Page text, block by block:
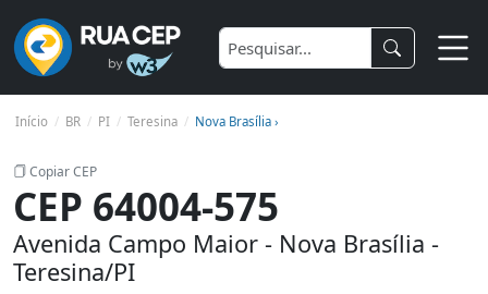
Início BR PI Teresina Nova Brasília ›
Copiar CEP
CEP 64004-575
Avenida Campo Maior - Nova Brasília -
Teresina/PI